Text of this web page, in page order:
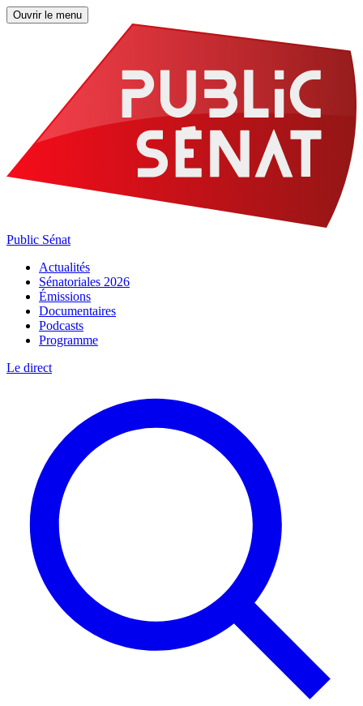
Ouvrir le menu
Public Sénat
Actualités
Sénatoriales 2026
Émissions
Documentaires
Podcasts
Programme
Le direct